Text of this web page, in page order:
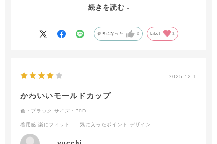
す。とても着用するのは難しく非常に残念です。お勧めでき
続きを読む
参考になった 2 Like! 1
2025.12.1
かわいいモールドカップ
色：ブラック サイズ：70D
着用感:楽にフィット 気に入ったポイント :デザイン
yucchi